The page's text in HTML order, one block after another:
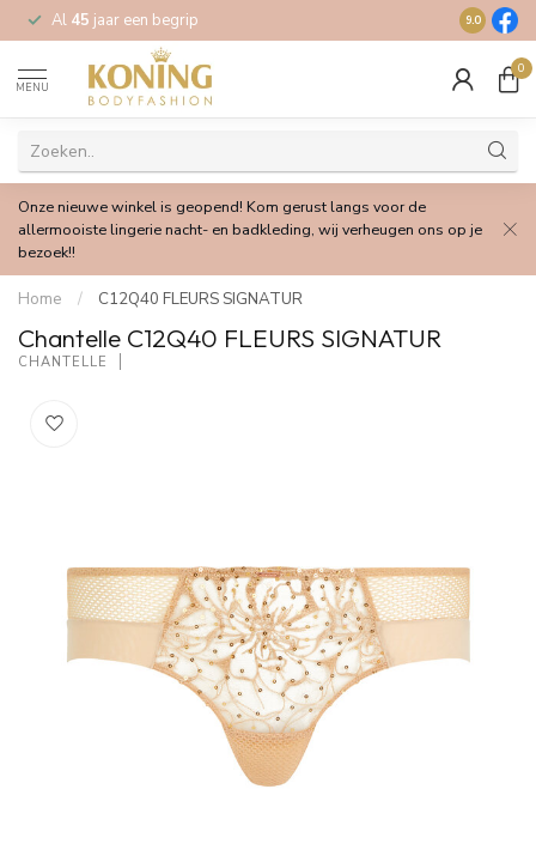
Al 45 jaar een begrip Gratis
9.0
MENU
0
Onze nieuwe winkel is geopend! Kom gerust langs voor de
allermooiste lingerie nacht- en badkleding, wij verheugen ons op je
bezoek!!
Home / C12Q40 FLEURS SIGNATUR
Chantelle C12Q40 FLEURS SIGNATUR
CHANTELLE